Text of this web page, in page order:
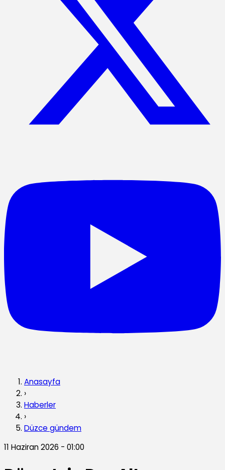
Anasayfa
›
Haberler
›
Düzce gündem
11 Haziran 2026 - 01:00